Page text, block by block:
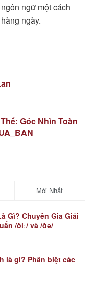
ngữ một cách
ngày.
Góc Nhìn Toàn
Mới Nhất
Gì? Chuyên Gia Giải
/ðiː/ và /ðə/
là gì? Phân biệt các